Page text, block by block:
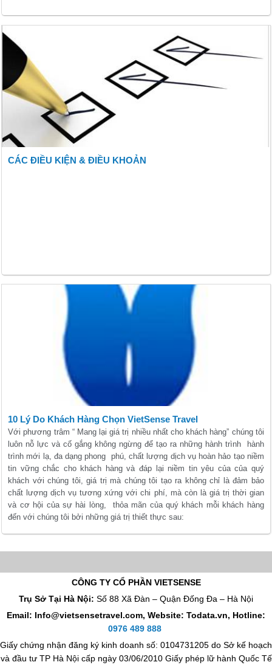
CÁC ĐIỀU KIỆN & ĐIỀU KHOẢN
10 Lý Do Khách Hàng Chọn VietSense Travel
Với phương trâm “ Mang lại giá trị nhiều nhất cho khách hàng” chúng tôi
luôn nỗ lực và cố gắng không ngừng để tạo ra những hành trình hành
trình mới lạ, đa dạng phong phú, chất lượng dịch vụ hoàn hảo tạo niềm
tin vững chắc cho khách hàng và đáp lại niềm tin yêu của của quý
khách với chúng tôi, giá trị mà chúng tôi tạo ra không chỉ là đảm bảo
chất lượng dịch vụ tương xứng với chi phí, mà còn là giá trị thời gian
và cơ hội của sự hài lòng, thỏa mãn của quý khách mỗi khách hàng
đến với chúng tôi bởi những giá trị thiết thực sau:
CÔNG TY CỔ PHẦN VIETSENSE
Trụ Sở Tại Hà Nội: Số 88 Xã Đàn – Quận Đống Đa – Hà Nội
Email: Info@vietsensetravel.com, Website: Todata.vn, Hotline:
0976 489 888
Giấy chứng nhận đăng ký kinh doanh số: 0104731205 do Sở kế hoạch
và đầu tư TP Hà Nội cấp ngày 03/06/2010 Giấy phép lữ hành Quốc Tế